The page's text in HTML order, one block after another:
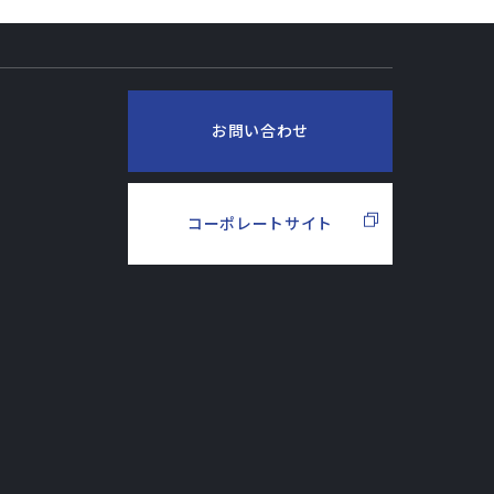
お問い合わせ
コーポレートサイト